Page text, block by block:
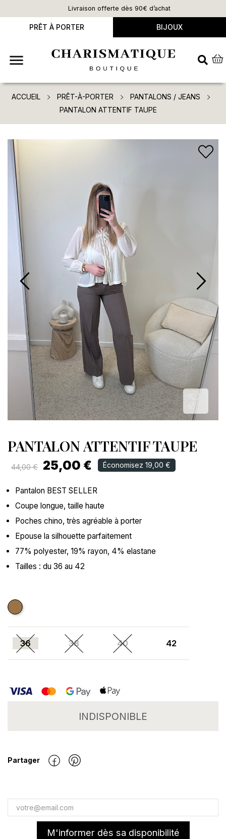
Livraison offerte dès 90€ d’achat
PRÊT À PORTER BIJOUX

ACCUEIL PRÊT-À-PORTER
PANTALONS / JEANS
PANTALON ATTENTIF TAUPE
PANTALON ATTENTIF TAUPE
44,00 € 25,00 € Économisez 19,00 €
Pantalon BEST SELLER
Coupe longue, taille haute
Poches chino, très agréable à porter
Epouse la silhouette parfaitement
77% polyester, 19% rayon, 4% elastane
Tailles : du 36 au 42
CAMEL
36 38 40 42
INDISPONIBLE
Partager
M'informer dès sa disponibilité